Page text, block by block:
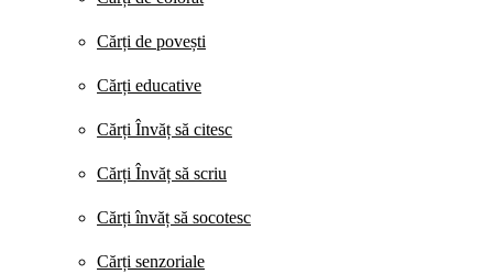
Cărți de povești
Cărți educative
Cărți Învăț să citesc
Cărți Învăț să scriu
Cărți învăț să socotesc
Cărți senzoriale